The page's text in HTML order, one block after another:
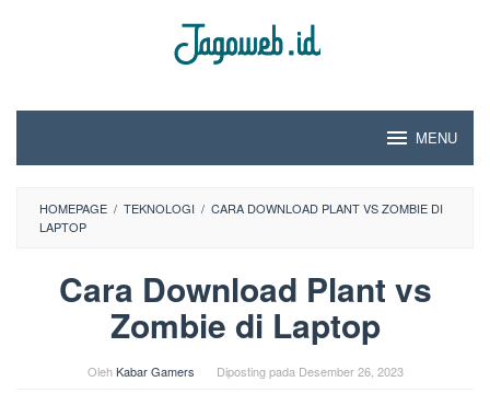
MENU
HOMEPAGE / TEKNOLOGI / CARA DOWNLOAD PLANT VS ZOMBIE DI
LAPTOP
Cara Download Plant vs
Zombie di Laptop
OlehKabar Gamers Diposting pada Desember 26, 2023